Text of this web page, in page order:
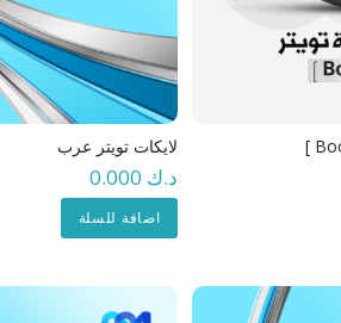
لايكات تويتر عرب
د.ك 0.000
اضافة للسلة